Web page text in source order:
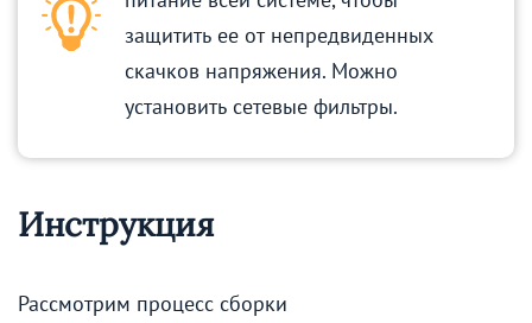
защитить ее от непредвиденных
скачков напряжения. Можно
установить сетевые фильтры.
Инструкция
Рассмотрим процесс сборки